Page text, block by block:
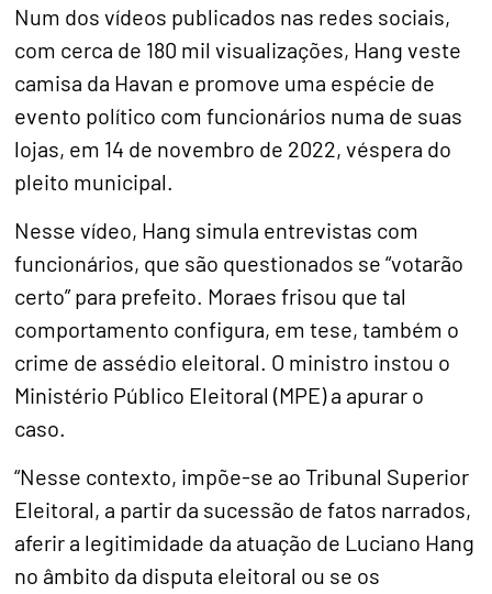
Num dos vídeos publicados nas redes sociais,
com cerca de 180 mil visualizações, Hang veste
camisa da Havan e promove uma espécie de
evento político com funcionários numa de suas
lojas, em 14 de novembro de 2022, véspera do
pleito municipal.
Nesse vídeo, Hang simula entrevistas com
funcionários, que são questionados se “votarão
certo” para prefeito. Moraes frisou que tal
comportamento configura, em tese, também o
crime de assédio eleitoral. O ministro instou o
Ministério Público Eleitoral (MPE) a apurar o
caso.
“Nesse contexto, impõe-se ao Tribunal Superior
Eleitoral, a partir da sucessão de fatos narrados,
aferir a legitimidade da atuação de Luciano Hang
no âmbito da disputa eleitoral ou se os